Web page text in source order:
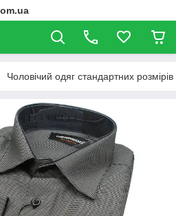
Чоловічий одяг стандартних розмірів